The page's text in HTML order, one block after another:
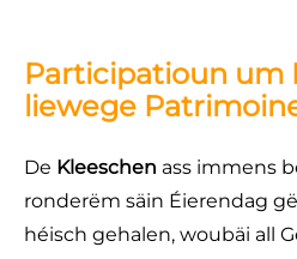
Participatioun um
liewege
De Kleeschen ass immens
ronderëm säin Éierendag
héisch gehalen, woubäi all